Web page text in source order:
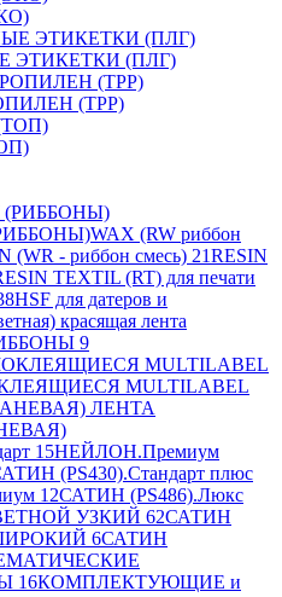
ЭТИКЕТКИ (ПЛГ)
(TPP)
WAX (RW риббон
(WR - риббон смесь) 21RESIN
TEXTIL (RT) для печати
HSF для датеров и
красящая лента
9
MULTILABEL
15НЕЙЛОН.Премиум
(PS430).Стандарт плюс
12САТИН (PS486).Люкс
УЗКИЙ 62САТИН
6САТИН
16КОМПЛЕКТУЮЩИЕ и